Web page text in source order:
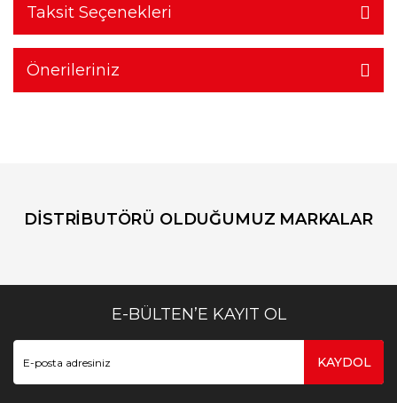
Taksit Seçenekleri
Önerileriniz
DİSTRİBUTÖRÜ OLDUĞUMUZ MARKALAR
E-BÜLTEN’E KAYIT OL
KAYDOL